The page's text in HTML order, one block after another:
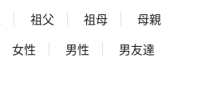
祖父 祖母
母親
女性 男性
男友達